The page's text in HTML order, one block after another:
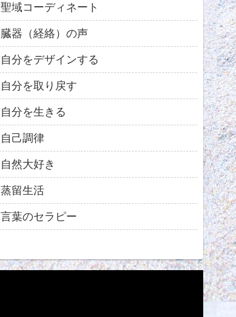
聖域コーディネート
臓器（経絡）の声
自分をデザインする
自分を取り戻す
自分を生きる
自己調律
自然大好き
蒸留生活
言葉のセラピー